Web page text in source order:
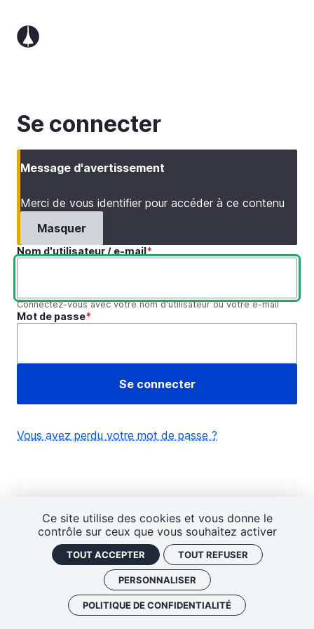
Ce site utilise des cookies et vous donne le
contrôle sur ceux que vous souhaitez activer
TOUT ACCEPTER TOUT REFUSER
PERSONNALISER
POLITIQUE DE CONFIDENTIALITÉ
contenu
Se connecter
Message d'avertissement
Merci de vous identifier pour accéder à ce contenu
Masquer
Nom d'utilisateur / e-mail
Connectez-vous avec votre nom d'utilisateur ou votre e-mail
Mot de passe
Vous avez perdu votre mot de passe ?